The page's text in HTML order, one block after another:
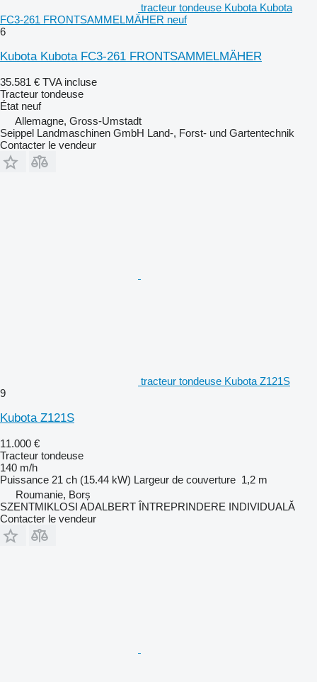
tracteur tondeuse Kubota Kubota
FC3-261 FRONTSAMMELMÄHER neuf
6
Kubota Kubota FC3-261 FRONTSAMMELMÄHER
35.581 € TVA incluse
Tracteur tondeuse
État neuf
Allemagne, Gross-Umstadt
Seippel Landmaschinen GmbH Land-, Forst- und Gartentechnik
Contacter le vendeur
tracteur tondeuse Kubota Z121S
9
Kubota Z121S
11.000 €
Tracteur tondeuse
140 m/h
Puissance 21 ch (15.44 kW) Largeur de couverture 1,2 m
Roumanie, Borș
SZENTMIKLOSI ADALBERT ÎNTREPRINDERE INDIVIDUALĂ
Contacter le vendeur